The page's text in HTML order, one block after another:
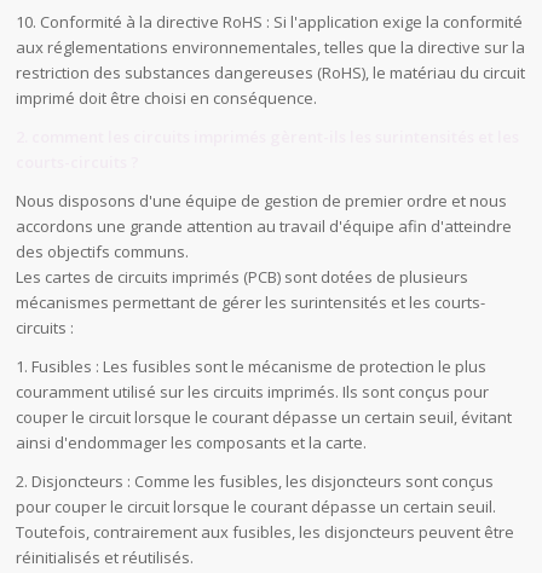
10. Conformité à la directive RoHS : Si l'application exige la conformité
aux réglementations environnementales, telles que la directive sur la
restriction des substances dangereuses (RoHS), le matériau du circuit
imprimé doit être choisi en conséquence.
Nous disposons d'une équipe de gestion de premier ordre et nous
accordons une grande attention au travail d'équipe afin d'atteindre
des objectifs communs.
Les cartes de circuits imprimés (PCB) sont dotées de plusieurs
mécanismes permettant de gérer les surintensités et les courts-
circuits :
1. Fusibles : Les fusibles sont le mécanisme de protection le plus
couramment utilisé sur les circuits imprimés. Ils sont conçus pour
couper le circuit lorsque le courant dépasse un certain seuil, évitant
ainsi d'endommager les composants et la carte.
2. Disjoncteurs : Comme les fusibles, les disjoncteurs sont conçus
pour couper le circuit lorsque le courant dépasse un certain seuil.
Toutefois, contrairement aux fusibles, les disjoncteurs peuvent être
réinitialisés et réutilisés.